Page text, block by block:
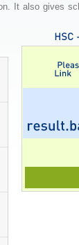
It also gives